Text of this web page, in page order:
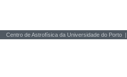
Centro de Astrofísica da Universidade do Porto |